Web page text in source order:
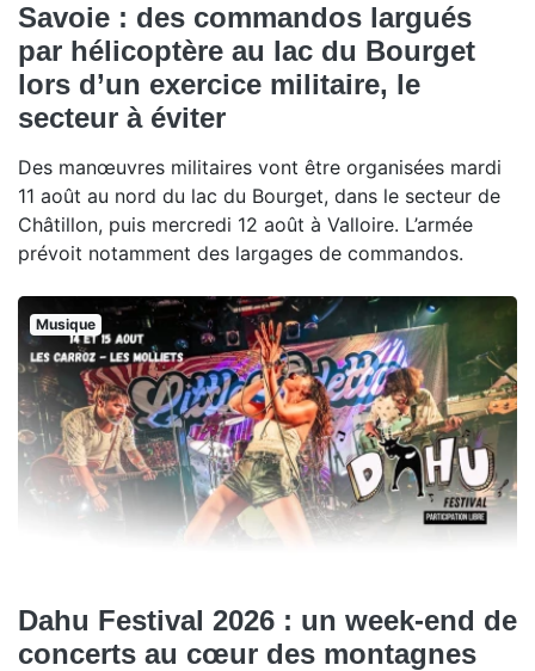
Savoie : des commandos largués
par hélicoptère au lac du Bourget
lors d’un exercice militaire, le
secteur à éviter
Des manœuvres militaires vont être organisées mardi
11 août au nord du lac du Bourget, dans le secteur de
Châtillon, puis mercredi 12 août à Valloire. L’armée
prévoit notamment des largages de commandos.
Musique
Dahu Festival 2026 : un week-end de
concerts au cœur des montagnes